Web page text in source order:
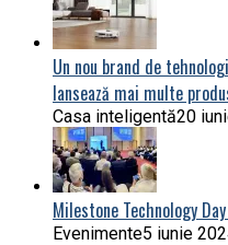
Un nou brand de
lansează mai multe
Casa inteligentă20
Milestone Technology
Evenimente5 iunie